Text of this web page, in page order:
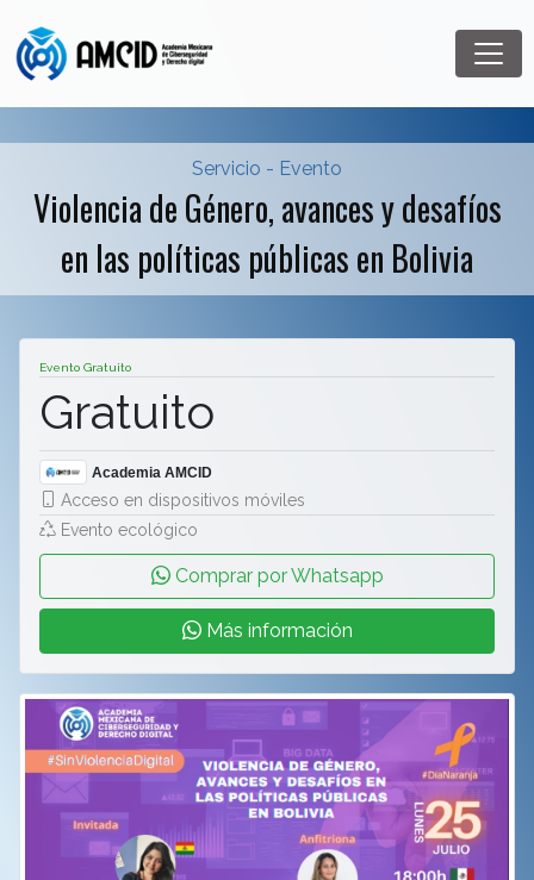
Servicio - Evento
Violencia de Género, avances y desafíos
en las políticas públicas en Bolivia
Evento Gratuito
Gratuito
Academia AMCID
Acceso en dispositivos móviles
Evento ecológico
Comprar por Whatsapp
Más información